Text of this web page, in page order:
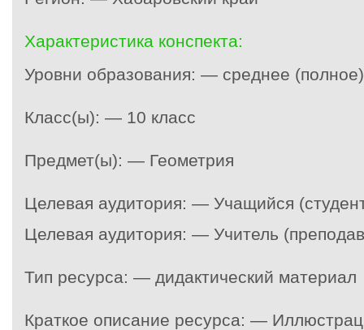
Характеристика конспекта:
Уровни образования: — среднее
Класс(ы): — 10 класс
Предмет(ы): — Геометрия
Целевая аудитория: — Учащийся
Целевая аудитория: — Учитель
Тип ресурса: — дидактический материал
Краткое описание ресурса: —